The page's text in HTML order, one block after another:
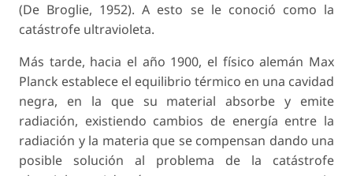
(De Broglie, 1952). A esto se le conoció como la
catástrofe ultravioleta.
Más tarde, hacia el año 1900, el físico alemán Max
Planck establece el equilibrio térmico en una cavidad
negra, en la que su material absorbe y emite
radiación, existiendo cambios de energía entre la
radiación y la materia que se compensan dando una
posible solución al problema de la catástrofe